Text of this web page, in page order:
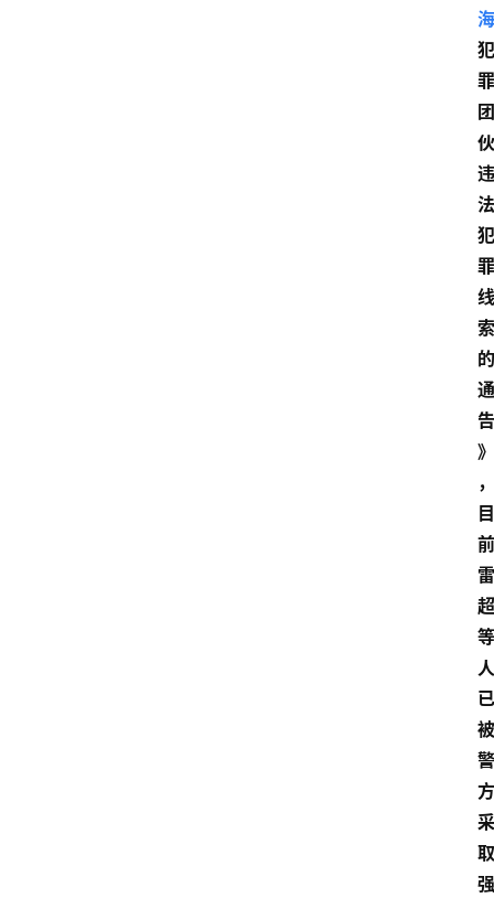
海
犯
罪
团
伙
违
法
犯
罪
线
索
的
通
告
》
，
目
前
雷
超
等
人
已
被
警
方
采
取
强